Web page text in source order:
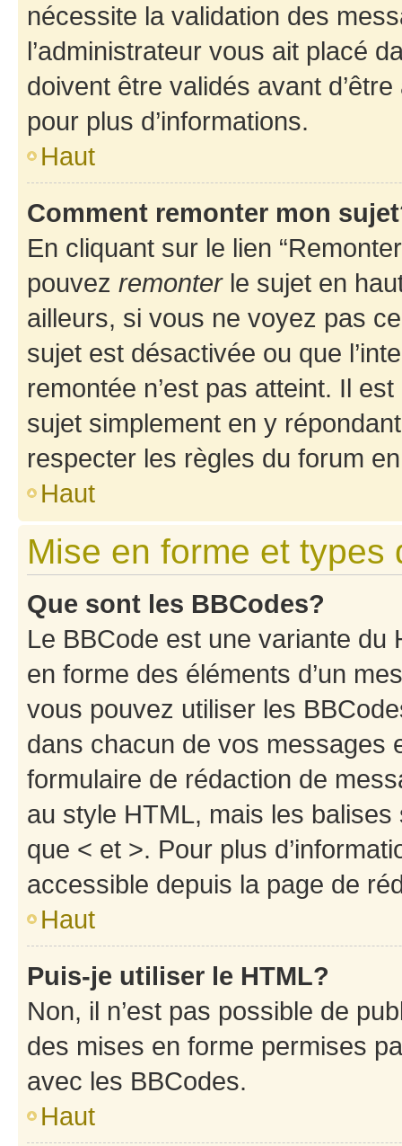
nécessite la validation des
l’administrateur vous ait placé
doivent être validés avant
pour plus d’informations.
Haut
Comment remonter mon
En cliquant sur le lien
pouvez remonterle sujet en
ailleurs, si vous ne voyez pas
sujet est désactivée ou que
remontée n’est pas atteint. Il
sujet simplement en y
respecter les règles du forum
Haut
Mise en forme et types
Que sont les BBCodes?
Le BBCode est une variante du
en forme des éléments d’un
vous pouvez utiliser les
dans chacun de vos messages
formulaire de rédaction de
au style HTML, mais les
que < et >. Pour plus
accessible depuis la page de
Haut
Puis-je utiliser le HTML?
Non, il n’est pas possible de
des mises en forme permises
avec les BBCodes.
Haut